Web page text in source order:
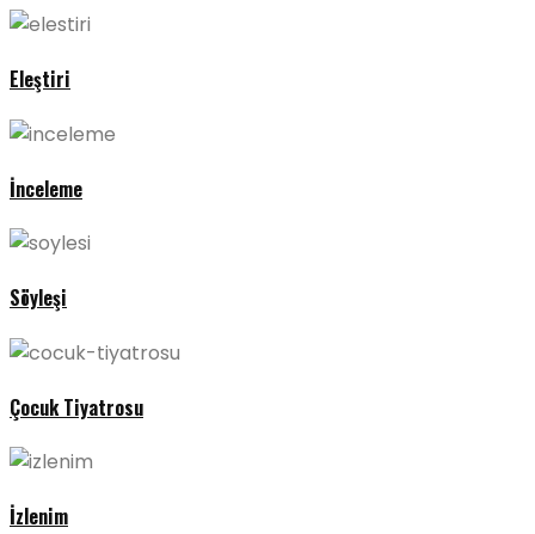
Eleştiri
İnceleme
Söyleşi
Çocuk Tiyatrosu
İzlenim